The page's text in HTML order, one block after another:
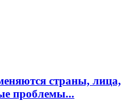
страны, лица,
проблемы...